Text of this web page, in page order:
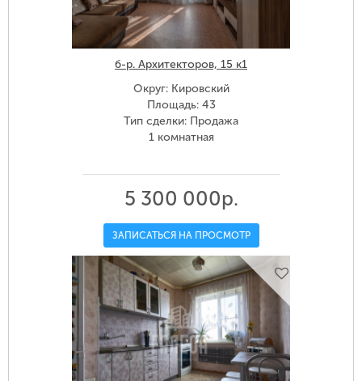
б-р. Архитекторов, 15 к1
Округ: Кировский
Площадь: 43
Тип сделки: Продажа
1 комнатная
5 300 000р.
ЗАПИСАТЬСЯ НА ПРОСМОТР